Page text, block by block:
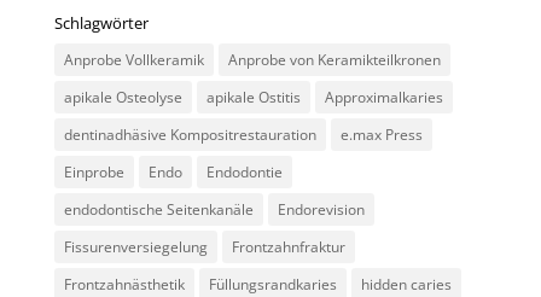
Schlagwörter
Anprobe Vollkeramik
Anprobe von Keramikteilkronen
apikale Osteolyse
apikale Ostitis
Approximalkaries
dentinadhäsive Kompositrestauration
e.max Press
Einprobe
Endo
Endodontie
endodontische Seitenkanäle
Endorevision
Fissurenversiegelung
Frontzahnfraktur
Frontzahnästhetik
Füllungsrandkaries
hidden caries